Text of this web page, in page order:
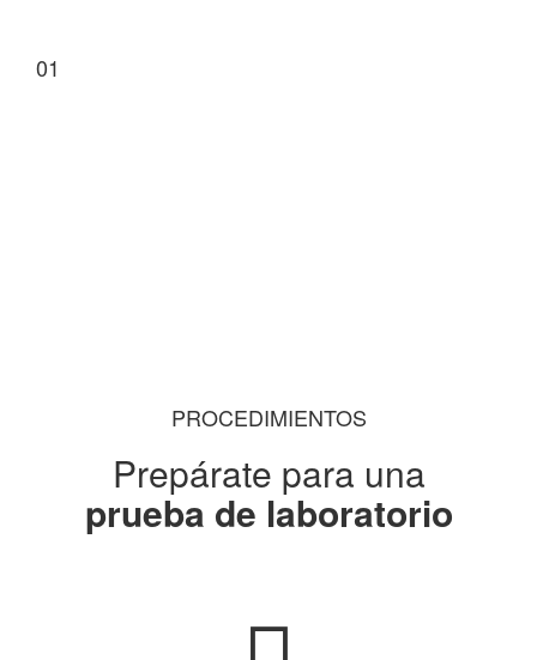
PROCEDIMIENTOS
Prepárate para una
prueba de laboratorio